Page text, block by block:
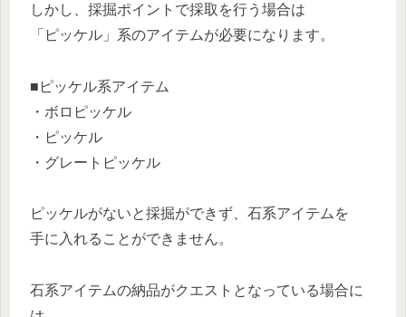
しかし、採掘ポイントで採取を行う場合は
「ピッケル」系のアイテムが必要になります。
■ピッケル系アイテム
・ボロピッケル
・ピッケル
・グレートピッケル
ピッケルがないと採掘ができず、石系アイテムを
手に入れることができません。
石系アイテムの納品がクエストとなっている場合に